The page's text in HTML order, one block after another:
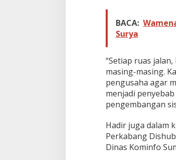
BACA:
Surya
“Setiap ruas
masing-masing.
pengusaha agar
menjadi
pengembangan
Hadir juga dalam
Perkabang
Dinas Kominfo